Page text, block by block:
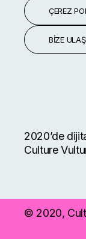
ÇEREZ
BIZE
2020’de
Culture
© 2020,